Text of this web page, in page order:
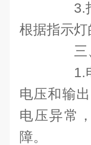
3.指
根据指示
三
1.电
电压和输
电压异常
障。